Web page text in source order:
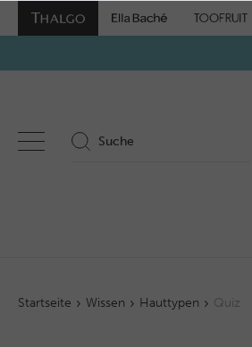
Startseite Wissen Hauttypen Quiz